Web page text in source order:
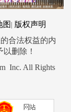
图 | 版权声明
合法权益的内
删除！
Inc. All Rights